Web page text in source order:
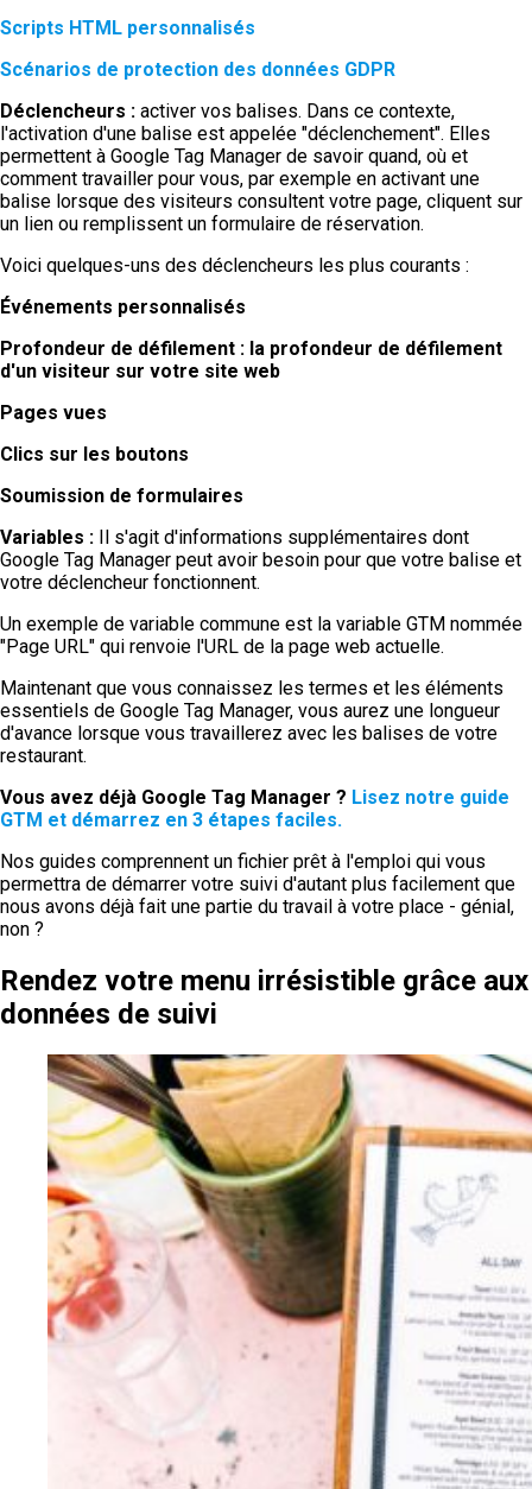
Scripts HTML personnalisés
Scénarios de protection des données GDPR
Déclencheurs : activer vos balises. Dans ce contexte,
l'activation d'une balise est appelée "déclenchement". Elles
permettent à Google Tag Manager de savoir quand, où et
comment travailler pour vous, par exemple en activant une
balise lorsque des visiteurs consultent votre page, cliquent sur
un lien ou remplissent un formulaire de réservation.
Voici quelques-uns des déclencheurs les plus courants :
Événements personnalisés
Profondeur de défilement : la profondeur de défilement
d'un visiteur sur votre site web
Pages vues
Clics sur les boutons
Soumission de formulaires
Variables : Il s'agit d'informations supplémentaires dont
Google Tag Manager peut avoir besoin pour que votre balise et
votre déclencheur fonctionnent.
Un exemple de variable commune est la variable GTM nommée
"Page URL" qui renvoie l'URL de la page web actuelle.
Maintenant que vous connaissez les termes et les éléments
essentiels de Google Tag Manager, vous aurez une longueur
d'avance lorsque vous travaillerez avec les balises de votre
restaurant.
Vous avez déjà Google Tag Manager ? Lisez notre guide
GTM et démarrez en 3 étapes faciles.
Nos guides comprennent un fichier prêt à l'emploi qui vous
permettra de démarrer votre suivi d'autant plus facilement que
nous avons déjà fait une partie du travail à votre place - génial,
non ?
Rendez votre menu irrésistible grâce aux
données de suivi